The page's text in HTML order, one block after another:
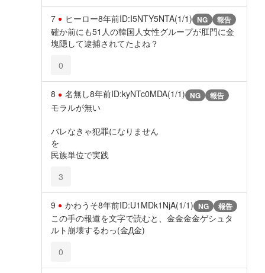
7 ヒーロー8年前ID:I5NTY5NTA(1/1) NG 報告
確か前にも51人の韓国人女性グループが肛門に金
塊隠して逮捕されてたよね？
0
8 名無し8年前ID:kyNTc0MDA(1/1) NG 報告
モラルが無い
バレなきゃ犯罪になりません
を
民族単位で実践
3
9 かわうそ8年前ID:U1MDk1NjA(1/1) NG 報告
この手の報道を文字で読むと、金金金金ゲシュタ
ルト崩壊するわっ(金Д金)
0